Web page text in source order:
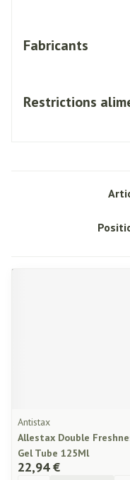
Fabricants
Restrictions
Trier
Antistax
Allestax Double
Gel Tube 125Ml
22,94 €